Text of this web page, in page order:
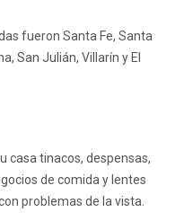
fueron Santa Fe, Santa
San Julián, Villarín y El
casa tinacos, despensas,
de comida y lentes
problemas de la vista.